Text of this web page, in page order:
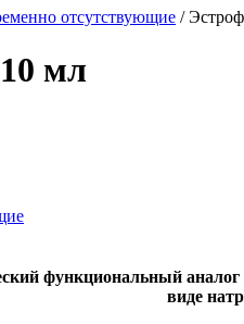
отсутствующие /
мл
функциональный
виде